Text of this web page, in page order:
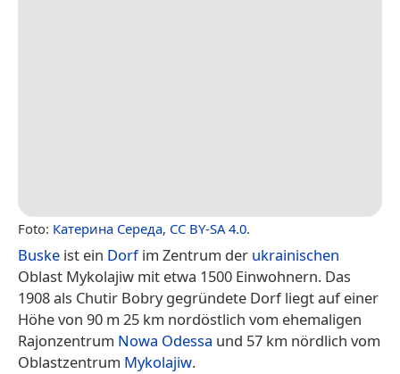
Foto: Катерина Середа, CC BY-SA 4.0.
Buske ist ein Dorfim Zentrum der ukrainischen
Oblast Mykolajiw mit etwa 1500 Einwohnern. Das
1908 als Chutir Bobry gegründete Dorf liegt auf einer
Höhe von 90 m 25 km nordöstlich vom ehemaligen
Rajonzentrum Nowa Odessa und 57 km nördlich vom
Oblastzentrum Mykolajiw.